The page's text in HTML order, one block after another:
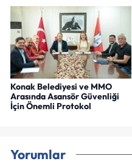
Konak Belediyesi ve MMO
Arasında Asansör Güvenliği
İçin Önemli Protokol
Yorumlar